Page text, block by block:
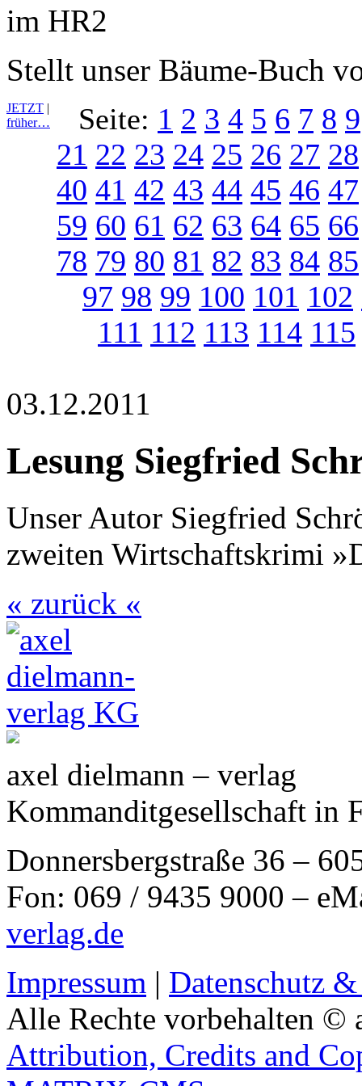
Stellt unser Bäume-Buch
JETZT |
früher…
Seite: 1 2 3 4 5 6 7 8 9
21 22 23 24 25 26 27 28
40 41 42 43 44 45 46 47
59 60 61 62 63 64 65 66
78 79 80 81 82 83 84 85
97 98 99 100 101 102
111 112 113 114 115
03.12.2011
Lesung Siegfried
Unser Autor Siegfried
zweiten Wirtschaftskrimi
« zurück «
axel dielmann – verlag
Kommanditgesellschaft in
Donnersbergstraße 36 –
Fon: 069 / 9435 9000 –
verlag.de
Impressum | Datenschutz
Alle Rechte vorbehalten ©
Attribution, Credits and